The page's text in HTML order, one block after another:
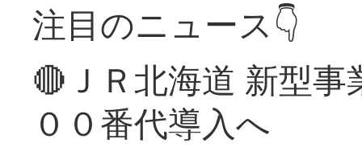
注目のニュース👇
🔴ＪＲ北海道 新型
００番代導入へ